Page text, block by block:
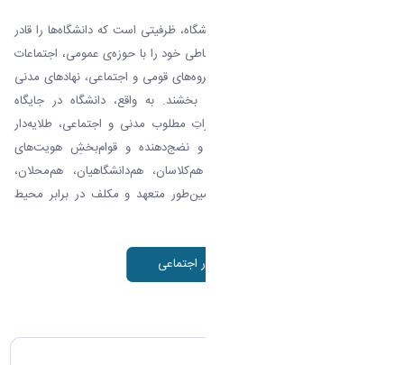
درباره امور اجتماعی
بنابراین می‌توان گفت امور اجتماعی دانشگاه، ظرفیتی است که دانشگاه‌ها را قادر
می‌سازد تا از دریچه‌ی آن، کنش‌های ارتباطی خود را با حوزه‌ی عمومی، اجتماعات
محلی، فضا‌ها و ارگان‌های غیرانتفاعی، گروه‌های قومی و اجتماعی، نهادهای مدنی
و سازمان‌های مردم‌نهاد بهبود و ارتقا بخشند. به واقع، دانشگاه در جایگاه
پیش‌قراول، مبدأ تحولات و رهبرِ تغییراتِ مطلوب مدنی و اجتماعی، طلایه‌دار
ترویج مسئولیت اجتماعی در جامعه و نضج‌دهنده و قوام‌بخشِ هویت‌های
مسئولیت‌پذیر و اخلاق‌مدار در برابر هم‌کلاسان، هم‌دانشگاهیان، هم‌محلان،
همشهریان، هم‌وطنان و هم‌نوعان و همین‌طور متعهد و مکلف در برابر محیط